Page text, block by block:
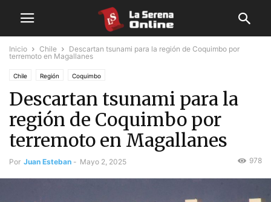
Inicio Chile
Descartan tsunami para la región de Coquimbo por
terremoto en Magallanes
Chile Región Coquimbo
Descartan tsunami para la
región de Coquimbo por
terremoto en Magallanes
Por Juan Esteban - Mayo 2, 2025 978